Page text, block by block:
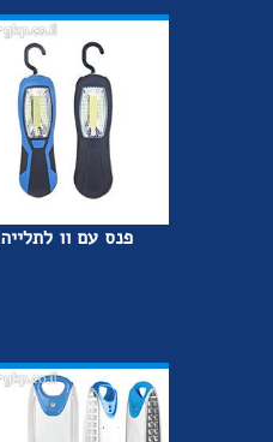
פנס עם וו לתלייה